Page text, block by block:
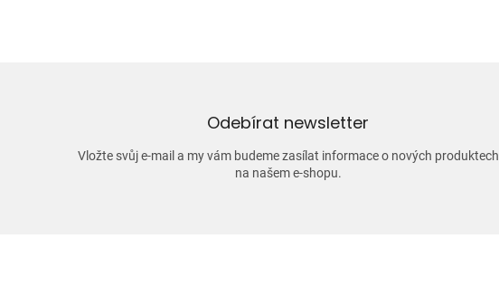
Odebírat newsletter
Vložte svůj e-mail a my vám budeme zasílat informace o nových produktech
na našem e-shopu.